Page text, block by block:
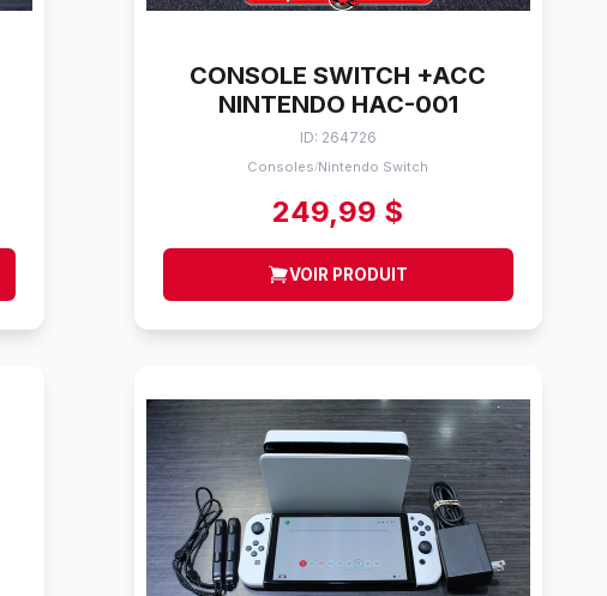
CONSOLE SWITCH +ACC
NINTENDO HAC-001
ID: 264726
Consoles/Nintendo Switch
249,99 $
VOIR PRODUIT